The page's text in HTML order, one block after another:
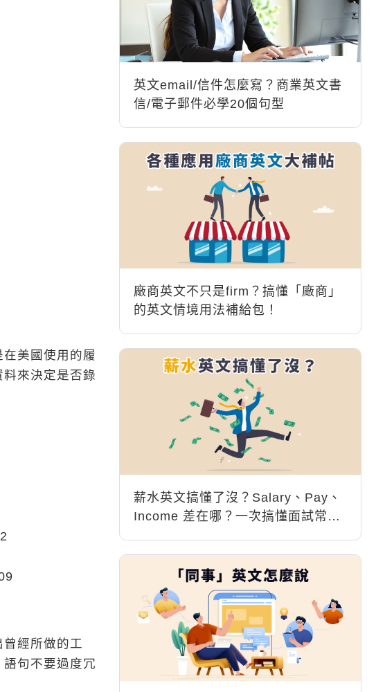
美國使用的履
來決定是否錄
經所做的工
句不要過度冗
英文email/信件怎麼寫？商業英文書
信/電子郵件必學20個句型
廠商英文不只是firm？搞懂「廠商」
的英文情境用法補給包！
薪水英文搞懂了沒？Salary、Pay、
Income 差在哪？一次搞懂面試常用